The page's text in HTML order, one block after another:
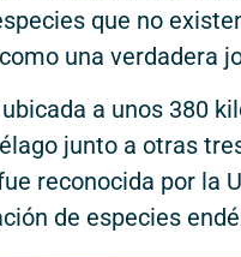
que no
una verdadera
a unos 380
junto a otras
reconocida por la
de especies